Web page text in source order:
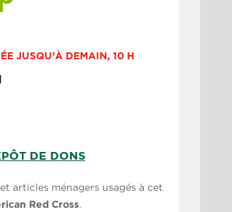
JUSQU’À DEMAIN, 10 H
DE DONS
articles ménagers usagés à cet
Red Cross.